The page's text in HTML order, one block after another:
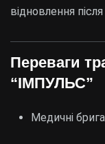
відновлення
Переваги
“ІМПУЛЬС”
Медичні